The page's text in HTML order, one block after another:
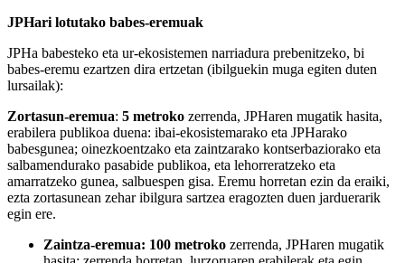
JPHari lotutako babes-eremuak
JPHa babesteko eta ur-ekosistemen narriadura prebenitzeko, bi
babes-eremu ezartzen dira ertzetan (ibilguekin muga egiten duten
lursailak):
Zortasun-eremua: 5 metroko zerrenda, JPHaren mugatik hasita,
erabilera publikoa duena: ibai-ekosistemarako eta JPHarako
babesgunea; oinezkoentzako eta zaintzarako kontserbaziorako eta
salbamendurako pasabide publikoa, eta lehorreratzeko eta
amarratzeko gunea, salbuespen gisa. Eremu horretan ezin da eraiki,
ezta zortasunean zehar ibilgura sartzea eragozten duen jarduerarik
egin ere.
Zaintza-eremua: 100 metroko zerrenda, JPHaren mugatik